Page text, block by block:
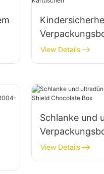
Kartuschen
View Details
6
Schlanke und
Chocolate Box
View Details